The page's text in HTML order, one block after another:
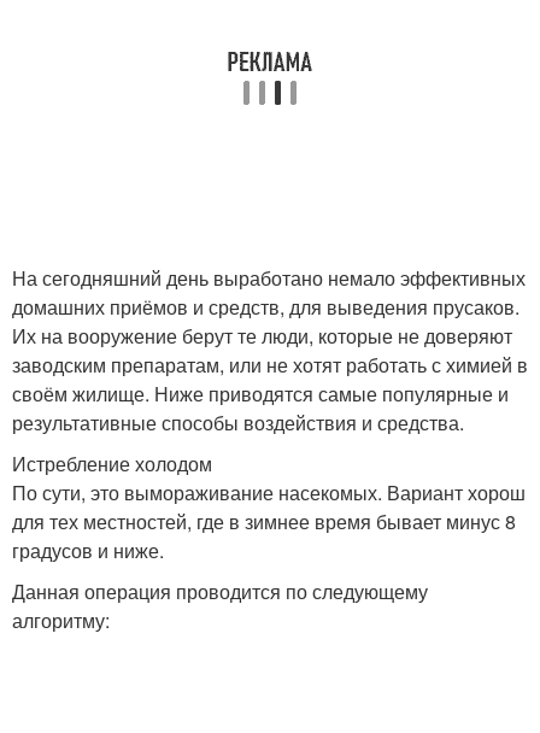
На сегодняшний день выработано немало эффективных
домашних приёмов и средств, для выведения прусаков.
Их на вооружение берут те люди, которые не доверяют
заводским препаратам, или не хотят работать с химией в
своём жилище. Ниже приводятся самые популярные и
результативные способы воздействия и средства.
Истребление холодом
По сути, это вымораживание насекомых. Вариант хорош
для тех местностей, где в зимнее время бывает минус 8
градусов и ниже.
Данная операция проводится по следующему
алгоритму: